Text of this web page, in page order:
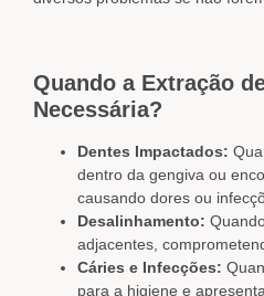
Quando a Extração
Necessária?
Dentes Impactados:
dentro da gengiva ou
causando dores ou
Desalinhamento:
adjacentes,
Cáries e Infecções:
para a higiene e